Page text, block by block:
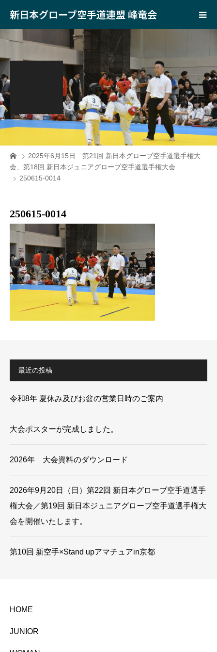
新日本グローブ空手道連盟 峰竜会
2025年6月15日 第21回 新日本グローブ空手道選手権大
会、第18回 新日本ジュニアグローブ空手道選手権大会
250615-0014
250615-0014
最近の投稿
令和8年 夏休み及びお盆の営業日時のご案内
大会ポスターが完成しました。
2026年 大会資料のダウンロード
2026年9月20日（日）第22回 新日本グローブ空手道選手
権大会／第19回 新日本ジュニアグローブ空手道選手権大
会を開催いたします。
第10回 新空手×Stand upアマチュアin京都
HOME
JUNIOR